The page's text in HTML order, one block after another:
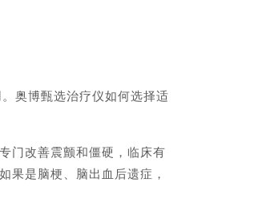
奥博甄选治疗仪如何选择适
门改善震颤和僵硬，临床有
果是脑梗、脑出血后遗症，